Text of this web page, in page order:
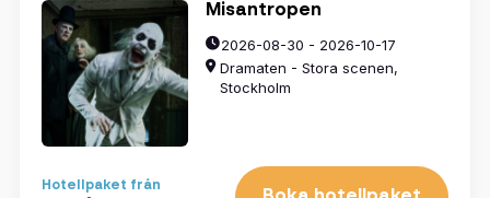
Misantropen
2026-08-30 - 2026-10-17
Dramaten - Stora scenen,
Stockholm
Hotellpaket från